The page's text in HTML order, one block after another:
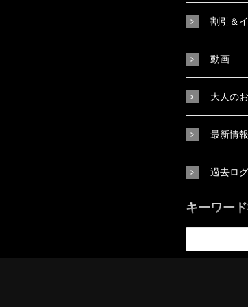
割引＆
動画
大人の
最新情報
過去ロ
キーワー